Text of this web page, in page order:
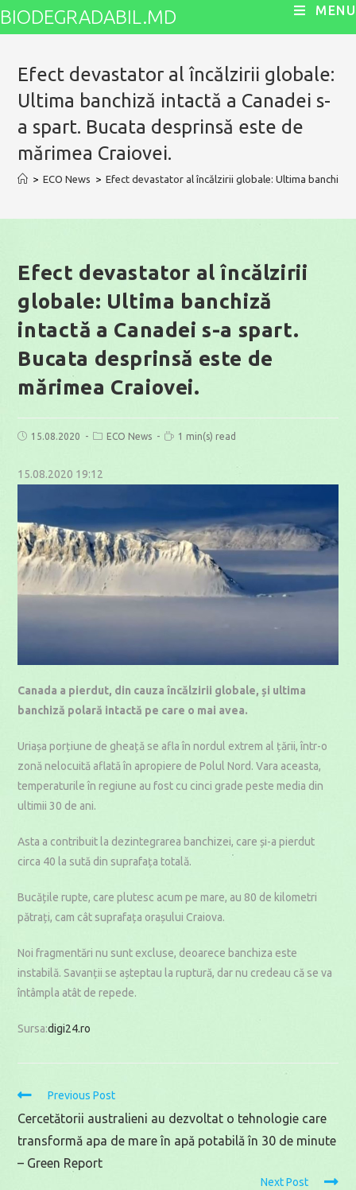
Skip
BIODEGRADABIL.MD MENU
Efect devastator al încălzirii globale:
Ultima banchiză intactă a Canadei s-
a spart. Bucata desprinsă este de
mărimea Craiovei.
> ECO News > Efect devastator al încălzirii globale: Ultima banchiză
Efect devastator al încălzirii
globale: Ultima banchiză
intactă a Canadei s-a spart.
Bucata desprinsă este de
mărimea Craiovei.
Post15.08.2020
PostECO News
Reading
1 min(s) read
15.08.2020 19:12
Canada a pierdut, din cauza încălzirii globale, și ultima
banchiză polară intactă pe care o mai avea.
Uriașa porțiune de gheață se afla în nordul extrem al țării, într-o
zonă nelocuită aflată în apropiere de Polul Nord. Vara aceasta,
temperaturile în regiune au fost cu cinci grade peste media din
ultimii 30 de ani.
Asta a contribuit la dezintegrarea banchizei, care și-a pierdut
circa 40 la sută din suprafața totală.
Bucățile rupte, care plutesc acum pe mare, au 80 de kilometri
pătrați, cam cât suprafața orașului Craiova.
Noi fragmentări nu sunt excluse, deoarece banchiza este
instabilă. Savanții se așteptau la ruptură, dar nu credeau că se va
întâmpla atât de repede.
Sursa:digi24.ro
Read
more
articles
Previous Post
Cercetătorii australieni au dezvoltat o tehnologie care
transformă apa de mare în apă potabilă în 30 de minute
– Green Report
Next Post